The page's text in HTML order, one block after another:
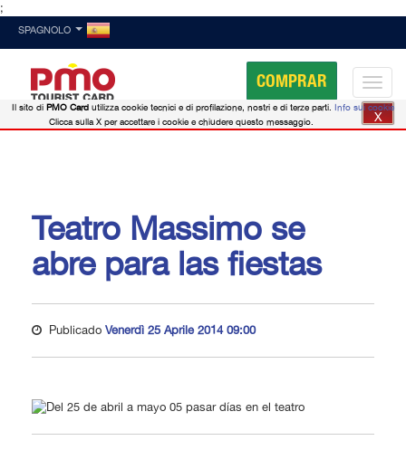
;
SPAGNOLO
COMPRAR
Teatro Massimo se
abre para las fiestas
Publicado Venerdì 25 Aprile 2014 09:00
Il sito di PMO Card utilizza cookie tecnici e di profilazione, nostri e di terze parti. Info sui cookie
Clicca sulla X per accettare i cookie e chiudere questo messaggio.
X